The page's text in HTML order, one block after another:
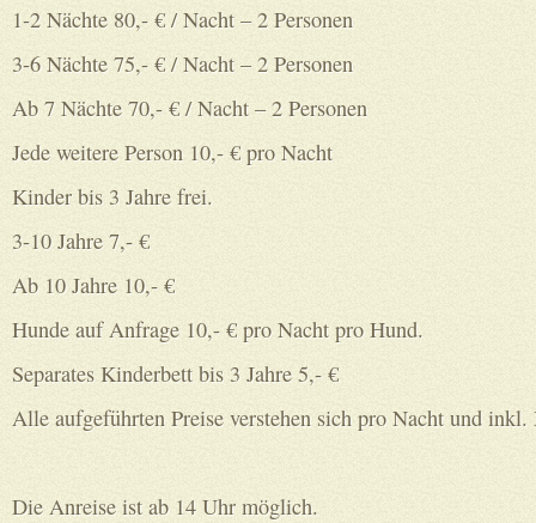
1-2 Nächte 80,- € / Nacht – 2 Personen
3-6 Nächte 75,- € / Nacht – 2 Personen
Ab 7 Nächte 70,- € / Nacht – 2 Personen
Jede weitere Person 10,- € pro Nacht
Kinder bis 3 Jahre frei.
3-10 Jahre 7,- €
Ab 10 Jahre 10,- €
Hunde auf Anfrage 10,- € pro Nacht pro Hund.
Separates Kinderbett bis 3 Jahre 5,- €
Alle aufgeführten Preise verstehen sich pro Nacht und
Die Anreise ist ab 14 Uhr möglich.